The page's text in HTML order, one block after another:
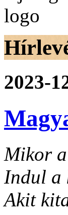
2023-
Mikor
Indul a
Akit